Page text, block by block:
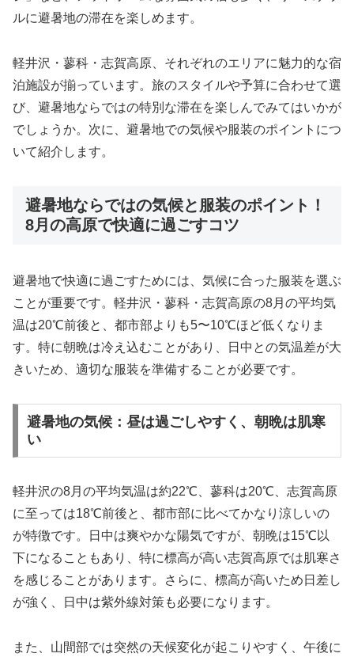
ルに避暑地の滞在を楽しめます。
軽井沢・蓼科・志賀高原、それぞれのエリアに魅力的な宿
泊施設が揃っています。旅のスタイルや予算に合わせて選
び、避暑地ならではの特別な滞在を楽しんでみてはいかが
でしょうか。次に、避暑地での気候や服装のポイントにつ
いて紹介します。
避暑地ならではの気候と服装のポイント！
8月の高原で快適に過ごすコツ
避暑地で快適に過ごすためには、気候に合った服装を選ぶ
ことが重要です。軽井沢・蓼科・志賀高原の8月の平均気
温は20℃前後と、都市部よりも5〜10℃ほど低くなりま
す。特に朝晩は冷え込むことがあり、日中との気温差が大
きいため、適切な服装を準備することが必要です。
避暑地の気候：昼は過ごしやすく、朝晩は肌寒
い
軽井沢の8月の平均気温は約22℃、蓼科は20℃、志賀高原
に至っては18℃前後と、都市部に比べてかなり涼しいの
が特徴です。日中は爽やかな陽気ですが、朝晩は15℃以
下になることもあり、特に標高が高い志賀高原では肌寒さ
を感じることがあります。さらに、標高が高いため日差し
が強く、日中は紫外線対策も必要になります。
また、山間部では突然の天候変化が起こりやすく、午後に